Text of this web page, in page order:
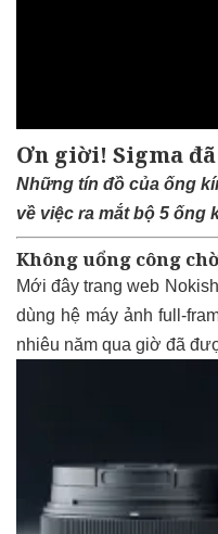
Ơn giời! Sigma
Những tín đồ của ống
về việc ra mắt bộ 5 ống
Không uổng công
Mới đây trang web
dùng hệ máy ảnh full-
nhiêu năm qua giờ đã